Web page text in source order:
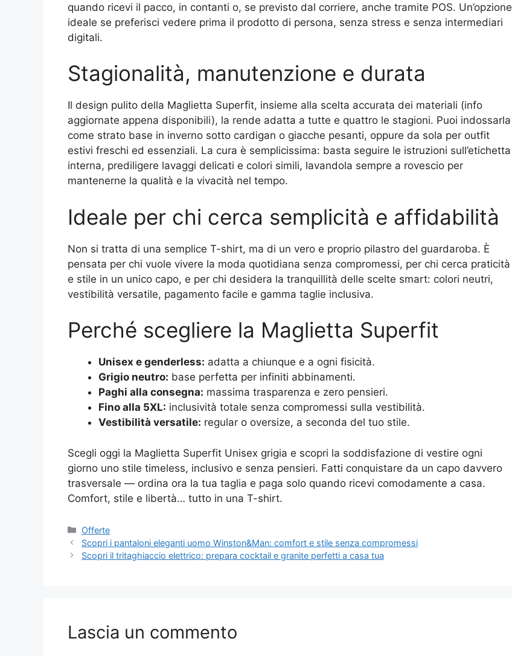
quando ricevi il pacco, in contanti o, se previsto dal corriere, anche tramite POS. Un’opzione
ideale se preferisci vedere prima il prodotto di persona, senza stress e senza intermediari
digitali.
Stagionalità, manutenzione e durata
Il design pulito della Maglietta Superfit, insieme alla scelta accurata dei materiali (info
aggiornate appena disponibili), la rende adatta a tutte e quattro le stagioni. Puoi indossarla
come strato base in inverno sotto cardigan o giacche pesanti, oppure da sola per outfit
estivi freschi ed essenziali. La cura è semplicissima: basta seguire le istruzioni sull’etichetta
interna, prediligere lavaggi delicati e colori simili, lavandola sempre a rovescio per
mantenerne la qualità e la vivacità nel tempo.
Ideale per chi cerca semplicità e affidabilità
Non si tratta di una semplice T-shirt, ma di un vero e proprio pilastro del guardaroba. È
pensata per chi vuole vivere la moda quotidiana senza compromessi, per chi cerca praticità
e stile in un unico capo, e per chi desidera la tranquillità delle scelte smart: colori neutri,
vestibilità versatile, pagamento facile e gamma taglie inclusiva.
Perché scegliere la Maglietta Superfit
Unisex e genderless: adatta a chiunque e a ogni fisicità.
Grigio neutro: base perfetta per infiniti abbinamenti.
Paghi alla consegna: massima trasparenza e zero pensieri.
Fino alla 5XL: inclusività totale senza compromessi sulla vestibilità.
Vestibilità versatile: regular o oversize, a seconda del tuo stile.
Scegli oggi la Maglietta Superfit Unisex grigia e scopri la soddisfazione di vestire ogni
giorno uno stile timeless, inclusivo e senza pensieri. Fatti conquistare da un capo davvero
trasversale — ordina ora la tua taglia e paga solo quando ricevi comodamente a casa.
Comfort, stile e libertà… tutto in una T-shirt.
Categorie
Offerte
Scopri i pantaloni eleganti uomo Winston&Man: comfort e stile senza compromessi
Scopri il tritaghiaccio elettrico: prepara cocktail e granite perfetti a casa tua
Lascia un commento